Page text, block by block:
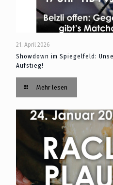
21. April 2026
Showdown im Spiegelfeld:
Aufstieg!
Mehr lesen